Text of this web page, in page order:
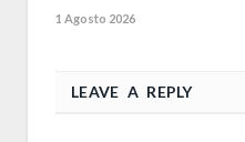
1 Agosto 2026
LEAVE A REPLY